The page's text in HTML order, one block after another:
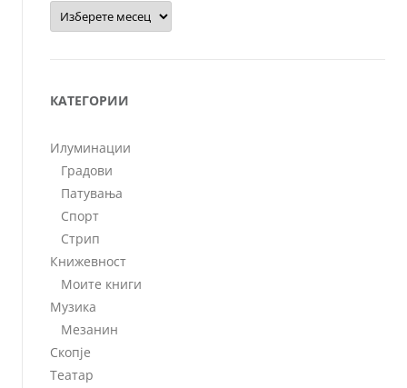
Архиви
КАТЕГОРИИ
Илуминации
Градови
Патувања
Спорт
Стрип
Книжевност
Моите книги
Музика
Мезанин
Скопје
Театар